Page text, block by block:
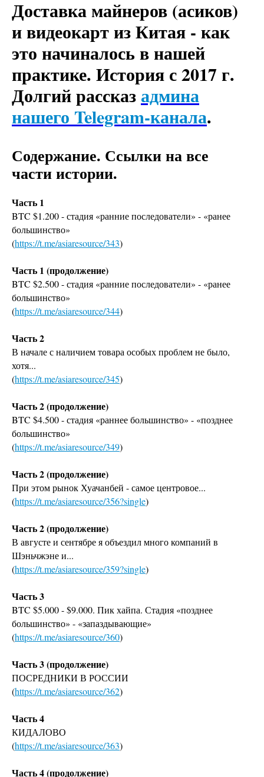
Доставка майнеров (асиков)
и видеокарт из Китая - как
это начиналось в нашей
практике. История с 2017 г.
Долгий рассказ админа
нашего Telegram-канала.
Содержание. Ссылки на все
части истории.
Часть 1
BTC $1.200 - стадия «ранние последователи» - «ранее
большинство»
(https://t.me/asiaresource/343)
Часть 1 (продолжение)
BTC $2.500 - стадия «ранние последователи» - «ранее
большинство»
(https://t.me/asiaresource/344)
Часть 2
В начале с наличием товара особых проблем не было,
хотя...
(https://t.me/asiaresource/345)
Часть 2 (продолжение)
BTC $4.500 - стадия «раннее большинство» - «позднее
большинство»
(https://t.me/asiaresource/349)
Часть 2 (продолжение)
При этом рынок Хуачанбей - самое центровое...
(https://t.me/asiaresource/356?single)
Часть 2 (продолжение)
В августе и сентябре я объездил много компаний в
Шэньчжэне и...
(https://t.me/asiaresource/359?single)
Часть 3
BTC $5.000 - $9.000. Пик хайпа. Стадия «позднее
большинство» - «запаздывающие»
(https://t.me/asiaresource/360)
Часть 3 (продолжение)
ПОСРЕДНИКИ В РОССИИ
(https://t.me/asiaresource/362)
Часть 4
КИДАЛОВО
(https://t.me/asiaresource/363)
Часть 4 (продолжение)